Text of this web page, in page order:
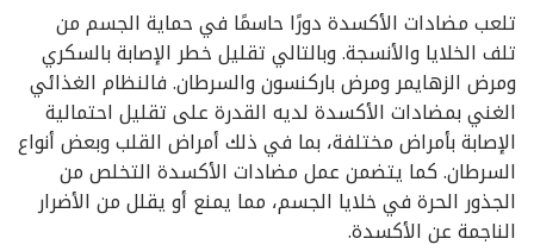
تلعب مضادات الأكسدة دورًا حاسمًا في حماية الجسم من
تلف الخلايا والأنسجة. وبالتالي تقليل خطر الإصابة بالسكري
ومرض الزهايمر ومرض باركنسون والسرطان. فالنظام الغذائي
الغني بمضادات الأكسدة لديه القدرة على تقليل احتمالية
الإصابة بأمراض مختلفة، بما في ذلك أمراض القلب وبعض أنواع
السرطان. كما يتضمن عمل مضادات الأكسدة التخلص من
الجذور الحرة في خلايا الجسم، مما يمنع أو يقلل من الأضرار
الناجمة عن الأكسدة.